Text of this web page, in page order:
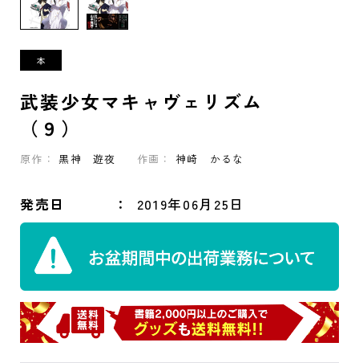
武装少女マキャヴェリズム
（９）
原作： 黒神 遊夜 作画： 神崎 かるな
発売日 2019年06月25日